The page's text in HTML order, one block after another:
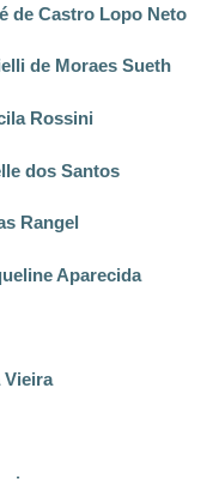
de Castro Lopo Neto
de Moraes Sueth
Rossini
dos Santos
Rangel
Aparecida
Vieira